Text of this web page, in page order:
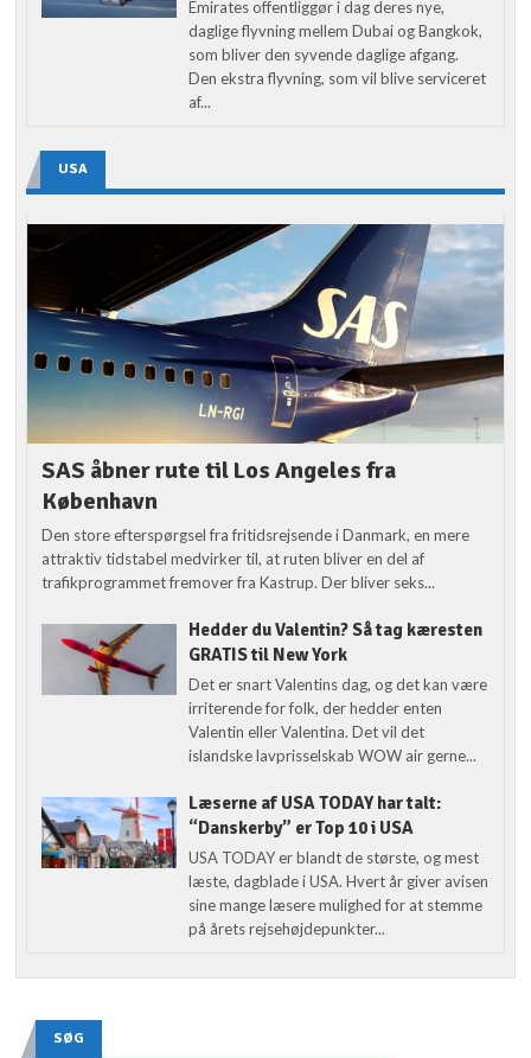
Emirates offentliggør i dag deres nye,
daglige flyvning mellem Dubai og Bangkok,
som bliver den syvende daglige afgang.
Den ekstra flyvning, som vil blive serviceret
af...
USA
SAS åbner rute til Los Angeles fra
København
Den store efterspørgsel fra fritidsrejsende i Danmark, en mere
attraktiv tidstabel medvirker til, at ruten bliver en del af
trafikprogrammet fremover fra Kastrup. Der bliver seks...
Hedder du Valentin? Så tag kæresten
GRATIS til New York
Det er snart Valentins dag, og det kan være
irriterende for folk, der hedder enten
Valentin eller Valentina. Det vil det
islandske lavprisselskab WOW air gerne...
Læserne af USA TODAY har talt:
“Danskerby” er Top 10 i USA
USA TODAY er blandt de største, og mest
læste, dagblade i USA. Hvert år giver avisen
sine mange læsere mulighed for at stemme
på årets rejsehøjdepunkter...
SØG